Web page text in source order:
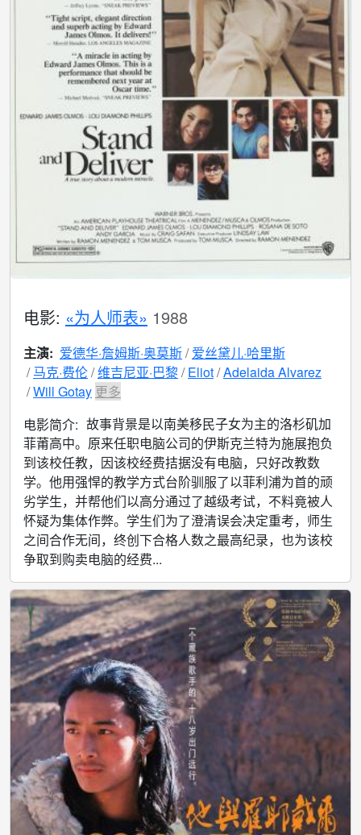
电影: «为人师表» 1988
主演: 爱德华·詹姆斯·奥莫斯 爱丝黛儿·哈里斯
马克·费伦 维吉尼亚·巴黎 Eliot Adelaida Alvarez
Will Gotay 更多
电影简介: 故事背景是以南美移民子女为主的洛杉矶加
菲莆高中。原来任职电脑公司的伊斯克兰特为施展抱负
到该校任教，因该校经费拮据没有电脑，只好改教数
学。他用强悍的教学方式台阶驯服了以菲利浦为首的顽
劣学生，并帮他们以高分通过了越级考试，不料竟被人
怀疑为集体作弊。学生们为了澄清误会决定重考，师生
之间合作无间，终创下合格人数之最高纪录，也为该校
争取到购卖电脑的经费...